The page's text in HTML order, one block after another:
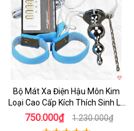
Bộ Mát Xa Điện Hậu Môn Kim
Loại Cao Cấp Kích Thích Sinh Lý
Nam
750.000₫ 1.230.000₫